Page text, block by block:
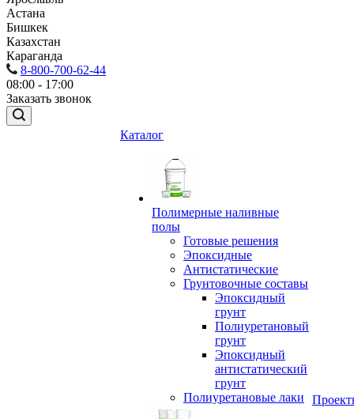
Астана
Бишкек
Казахстан
Караганда
8-800-700-62-44
08:00 - 17:00
Заказать звонок
Каталог
Полимерные наливные
полы
Готовые решения
Эпоксидные
Антистатические
Грунтовочные составы
Эпоксидный
грунт
Полиуретановый
грунт
Эпоксидный
антистатический
грунт
Полиуретановые лаки